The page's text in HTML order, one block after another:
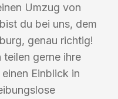
Umzug von
du bei uns, dem
genau richtig!
teilen gerne ihre
Einblick in